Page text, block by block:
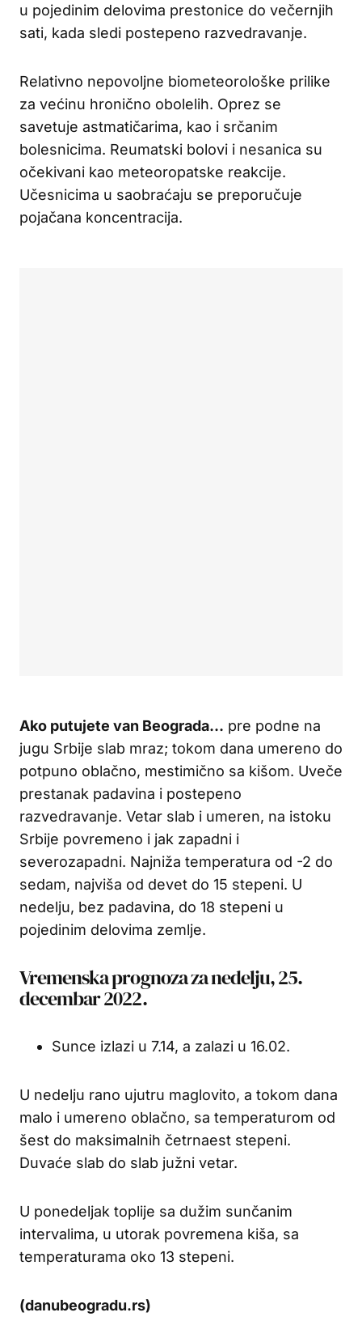
u pojedinim delovima prestonice do večernjih
sati, kada sledi postepeno razvedravanje.
Relativno nepovoljne biometeorološke prilike
za većinu hronično obolelih. Oprez se
savetuje astmatičarima, kao i srčanim
bolesnicima. Reumatski bolovi i nesanica su
očekivani kao meteoropatske reakcije.
Učesnicima u saobraćaju se preporučuje
pojačana koncentracija.
Ako putujete van Beograda… pre podne na
jugu Srbije slab mraz; tokom dana umereno do
potpuno oblačno, mestimično sa kišom. Uveče
prestanak padavina i postepeno
razvedravanje. Vetar slab i umeren, na istoku
Srbije povremeno i jak zapadni i
severozapadni. Najniža temperatura od -2 do
sedam, najviša od devet do 15 stepeni. U
nedelju, bez padavina, do 18 stepeni u
pojedinim delovima zemlje.
Vremenska prognoza za nedelju, 25.
decembar 2022.
Sunce izlazi u 7.14, a zalazi u 16.02.
U nedelju rano ujutru maglovito, a tokom dana
malo i umereno oblačno, sa temperaturom od
šest do maksimalnih četrnaest stepeni.
Duvaće slab do slab južni vetar.
U ponedeljak toplije sa dužim sunčanim
intervalima, u utorak povremena kiša, sa
temperaturama oko 13 stepeni.
(danubeogradu.rs)